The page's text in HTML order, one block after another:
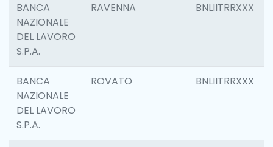
BANCA
NAZIONALE
DEL LAVORO
S.P.A.
RAVENNA BNLIITRRXXX
BANCA
NAZIONALE
DEL LAVORO
S.P.A.
ROVATO BNLIITRRXXX